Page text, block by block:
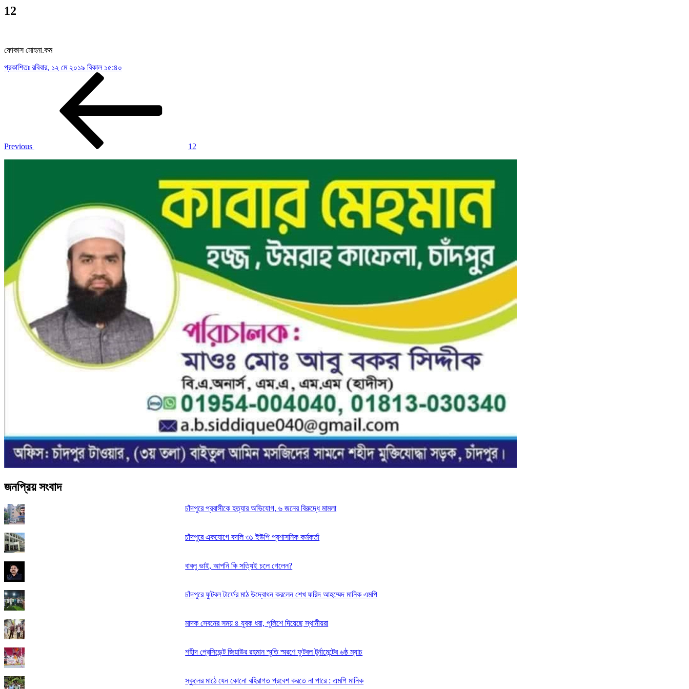
12
ফোকাস মোহনা.কম
প্রকাশিতঃ রবিবার, ১২ মে ২০১৯ বিকাল ১৫:৪০
Previous 12
জনপ্রিয় সংবাদ
চাঁদপুরে প্রবাসীকে হত্যার অভিযোগ, ৬ জনের বিরুদ্ধে মামলা
চাঁদপুরে একযোগে বদলি ৩১ ইউপি প্রশাসনিক কর্মকর্তা
বাবলু ভাই, আপনি কি সত্যিই চলে গেলেন?
চাঁদপুরে ফুটবল টার্ফের মাঠ উদ্বোধন করলেন শেখ ফরিদ আহম্মেদ মানিক এমপি
মাদক সেবনের সময় ৪ যুবক ধরা, পুলিশে দিয়েছে স্থানীয়রা
শহীদ প্রেসিডেন্ট জিয়াউর রহমান স্মৃতি স্মরণে ফুটবল টুর্নামেন্টের ৬ষ্ঠ ম্যাচ
স্কুলের মাঠে যেন কোনো বহিরাগত প্রবেশ করতে না পারে : এমপি মানিক